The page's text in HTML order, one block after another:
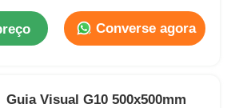
Converse agora
Guia Visual G10 500x500mm